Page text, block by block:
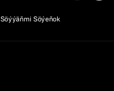
Söýýäňmi Söýeňok